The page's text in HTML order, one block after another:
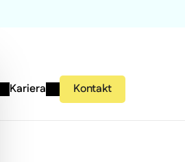
Kariera Kontakt